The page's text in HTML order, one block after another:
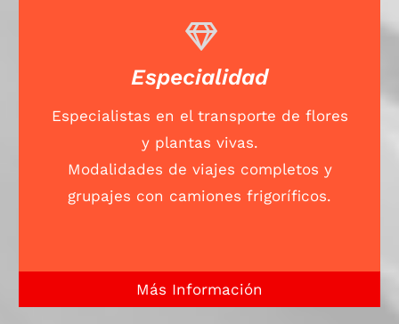
Especialidad
Especialistas en el transporte de flores
y plantas vivas.
Modalidades de viajes completos y
grupajes con camiones frigoríficos.
Más Información